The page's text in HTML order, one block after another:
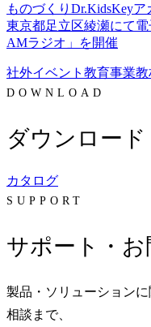
ものづくりDr.KidsKey
東京都足立区綾瀬にて
AMラジオ」を開催
社外イベント 教育事業教
DOWNLOAD
ダウンロード
カタログ
SUPPORT
サポート・
製品・ソリューション
相談まで、